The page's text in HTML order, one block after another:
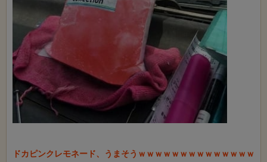
ドカピンクレモネード、うまそうｗｗｗｗｗｗｗｗｗｗｗｗｗｗ